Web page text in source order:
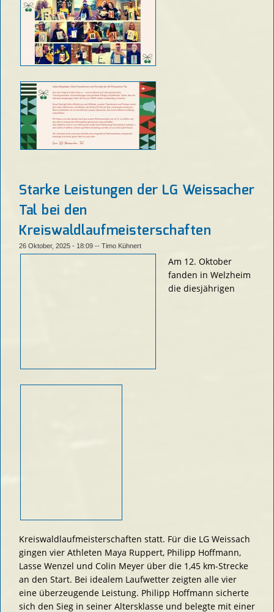
Starke Leistungen der LG Weissacher
Tal bei den
Kreiswaldlaufmeisterschaften
26 Oktober, 2025 - 18:09 -- Timo Kühnert
Am 12. Oktober
fanden in Welzheim
die diesjährigen
Kreiswaldlaufmeisterschaften statt. Für die LG Weissach
gingen vier Athleten Maya Ruppert, Philipp Hoffmann,
Lasse Wenzel und Colin Meyer über die 1,45 km-Strecke
an den Start. Bei idealem Laufwetter zeigten alle vier
eine überzeugende Leistung. Philipp Hoffmann sicherte
sich den Sieg in seiner Altersklasse und belegte mit einer